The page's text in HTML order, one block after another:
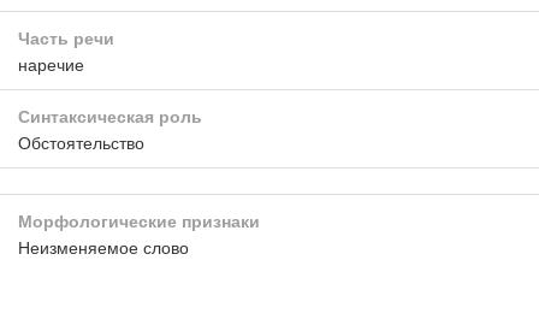
Часть речи
наречие
Синтаксическая роль
Обстоятельство
Морфологические признаки
Неизменяемое слово